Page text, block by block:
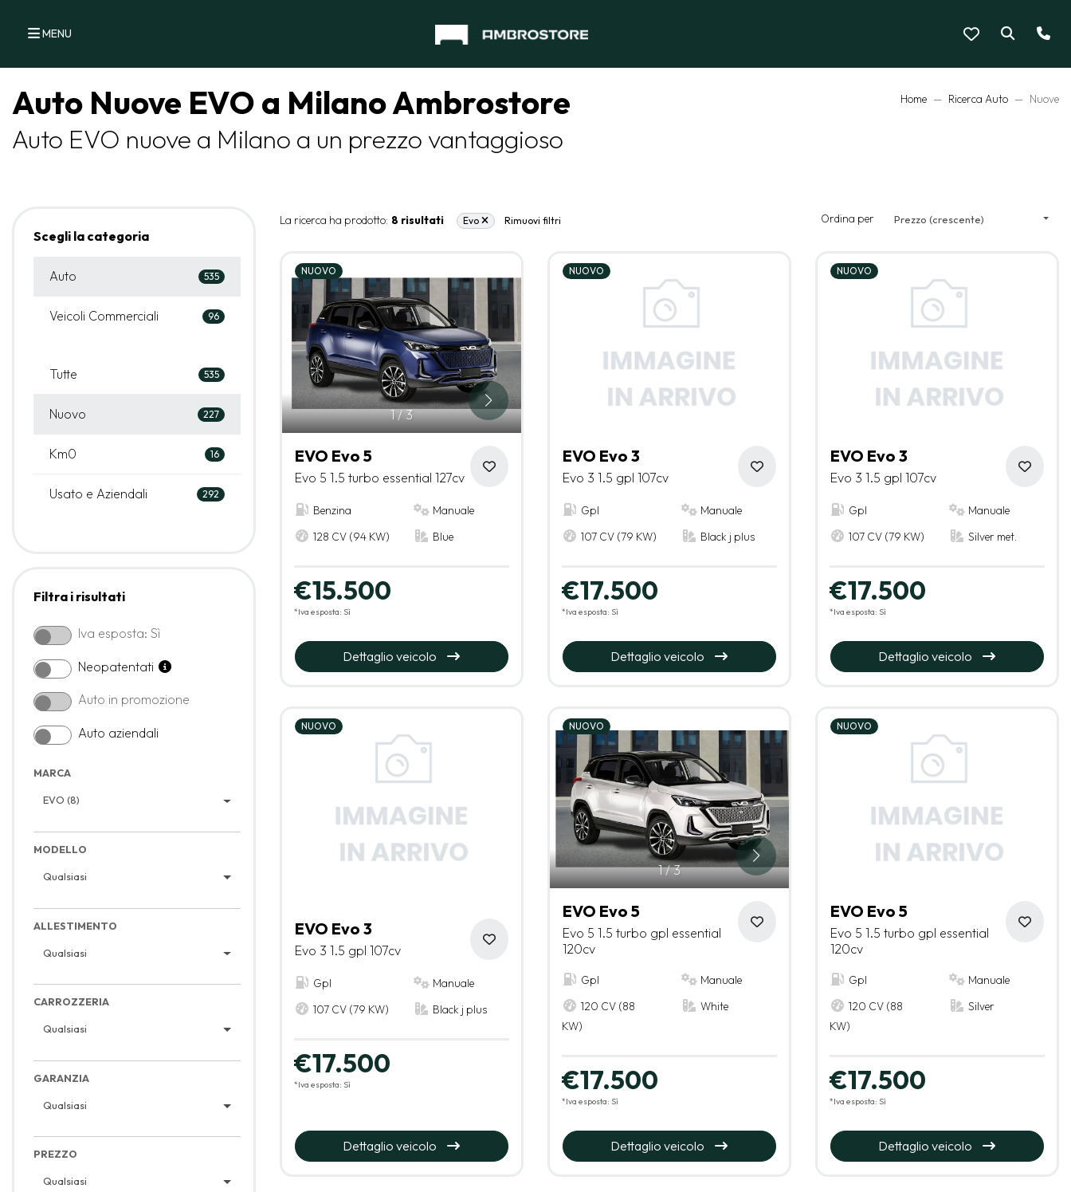
MENU
Auto Nuove EVO a Milano Ambrostore
Auto EVO nuove a Milano a un prezzo vantaggioso
Home Ricerca Auto Nuove
Scegli la categoria
Auto 535
Veicoli Commerciali 96
Tutte 535
Nuovo 227
Km0 16
Usato e Aziendali 292
Filtra i risultati
Iva esposta: Sì
Neopatentati
Auto in promozione
Auto aziendali
MARCA
EVO (8)
MODELLO
Qualsiasi
ALLESTIMENTO
Qualsiasi
CARROZZERIA
Qualsiasi
GARANZIA
Qualsiasi
PREZZO
Qualsiasi
La ricerca ha prodotto: 8 risultati Evo Rimuovi filtri Ordina per Prezzo (crescente)
1/3
NUOVO
EVO Evo 5
Evo 5 1.5 turbo essential 127cv
Benzina
Manuale
128 CV (94 KW)
Blue
€15.500
*Iva esposta: Sì
Dettaglio veicolo
NUOVO
EVO Evo 3
Evo 3 1.5 gpl 107cv
Gpl
Manuale
107 CV (79 KW)
Black j plus
€17.500
*Iva esposta: Sì
Dettaglio veicolo
NUOVO
EVO Evo 3
Evo 3 1.5 gpl 107cv
Gpl
Manuale
107 CV (79 KW)
Silver met.
€17.500
*Iva esposta: Sì
Dettaglio veicolo
NUOVO
EVO Evo 3
Evo 3 1.5 gpl 107cv
Gpl
Manuale
107 CV (79 KW)
Black j plus
€17.500
*Iva esposta: Sì
Dettaglio veicolo
1/3
NUOVO
EVO Evo 5
Evo 5 1.5 turbo gpl essential
120cv
Gpl
Manuale
120 CV (88
KW)
White
€17.500
*Iva esposta: Sì
Dettaglio veicolo
NUOVO
EVO Evo 5
Evo 5 1.5 turbo gpl essential
120cv
Gpl
Manuale
120 CV (88
KW)
Silver
€17.500
*Iva esposta: Sì
Dettaglio veicolo